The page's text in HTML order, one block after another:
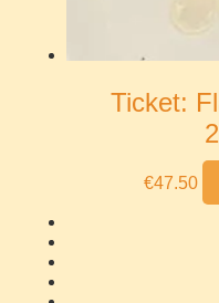
Ticket:
€47.50